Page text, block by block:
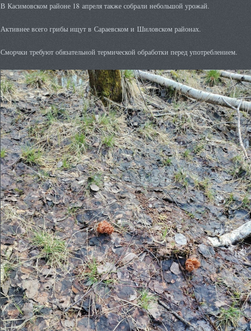
В Касимовском районе 18 апреля также собрали небольшой урожай.
Активнее всего грибы ищут в Сараевском и Шиловском районах.
Сморчки требуют обязательной термической обработки перед употреблением.